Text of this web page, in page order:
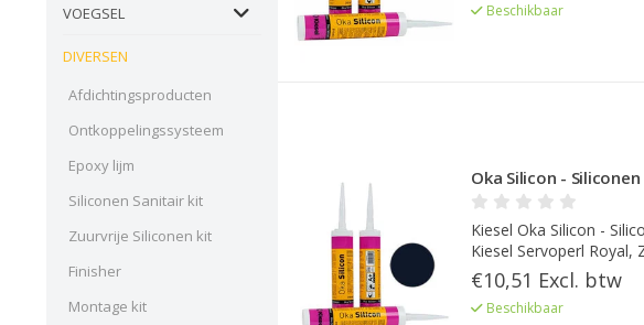
VOEGSEL
DIVERSEN
Afdichtingsproducten
Ontkoppelingssysteem
Epoxy lijm
Siliconen Sanitair kit
Zuurvrije Siliconen kit
Finisher
Montage kit
Beschikbaar
Oka Silicon -
Kiesel Oka Silicon -
Kiesel Servoperl Royal,
€10,51 Excl. btw
Beschikbaar